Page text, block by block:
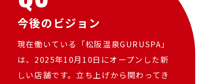
今後のビジョン
現在働いている「松阪温泉GURUSPA」
は、2025年10月10日にオープンした新
しい店舗です。立ち上げから関わってき